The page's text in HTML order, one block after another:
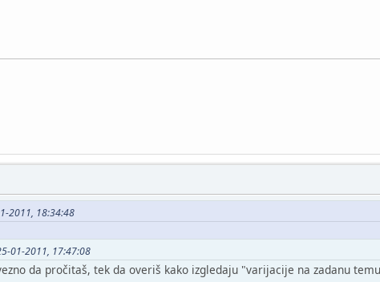
2011, 18:34:48
01-2011, 17:47:08
da pročitaš, tek da overiš kako izgledaju "varijacije na zadanu